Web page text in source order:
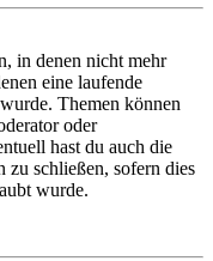
in denen nicht mehr
eine laufende
Themen können
oder
hast du auch die
zu schließen, sofern dies
wurde.